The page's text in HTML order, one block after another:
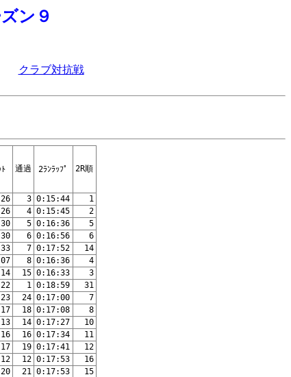
ン９
クラブ対抗戦
ﾄ 通過 2ﾗﾝﾗｯﾌﾟ 2R順
3 0:15:44
1
4 0:15:45
2
5 0:16:36
5
6 0:16:56
6
7 0:17:52
14
8 0:16:36
4
15 0:16:33
3
1 0:18:59
31
24 0:17:00
7
18 0:17:08
8
14 0:17:27
10
16 0:17:34
11
19 0:17:41
12
12 0:17:53
16
21 0:17:53
15